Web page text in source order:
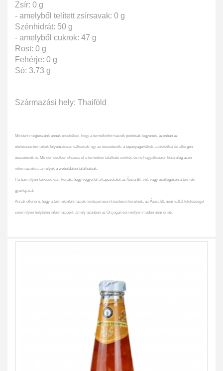
Zsír: 0 g
- amelyből telített zsírsavak: 0 g
Szénhidrát: 50 g
- amelyből cukrok: 47 g
Rost: 0 g
Fehérje: 0 g
Só: 3.73 g
Származási hely: Thaiföld
Mindent megteszünk annak érdekében, hogy a termékinformációk pontosak legyenek, azonban az
élelmiszertermékek folyamatosan változnak, így az összetevők, a tápanyagértékek, a dietetikai és allergén
összetevők is. Minden esetben olvassa el a terméken található címkét, és ne hagyatkozzon kizárólag azon
információkra, amelyek a weboldalon találhatóak.
Ha bármilyen kérdése van, kérjük, hogy vegye fel a kapcsolatot az Ázsia Bt.-vel, vagy esetlegesen a termék
gyártójával.
Annak ellenére, hogy a termékinformációk rendszeresen frissítésre kerülnek, az Ázsia Bt. nem vállal felelősséget
semmilyen helytelen információért, amely azonban az Ön jogait semmilyen módon nem érinti.